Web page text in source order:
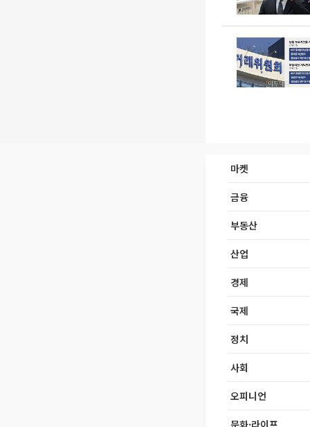
마켓
금융
부동산
산업
경제
국제
정치
사회
오피니언
문화·라이프